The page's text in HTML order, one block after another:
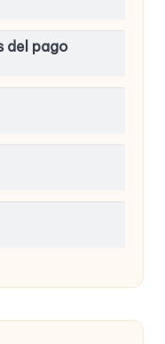
del pago